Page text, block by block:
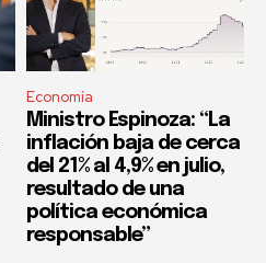
Economía
Ministro Espinoza: “La
inflación baja de cerca
del 21% al 4,9% en julio,
resultado de una
política económica
responsable”